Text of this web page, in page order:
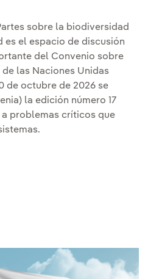
sobre la biodiversidad
es el espacio de discusión
del Convenio sobre
las Naciones Unidas
de octubre de 2026 se
la edición número 17
problemas críticos que
un encuentro para
un encuentro para
un encuentro para